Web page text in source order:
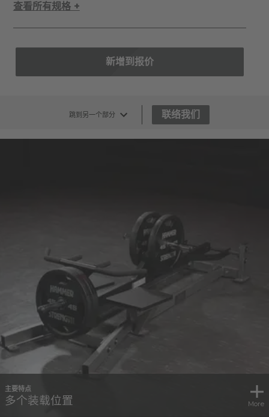
查看所有规格 +
新增到报价
跳到另一个部分 联络我们
主要特点
多个装载位置 More